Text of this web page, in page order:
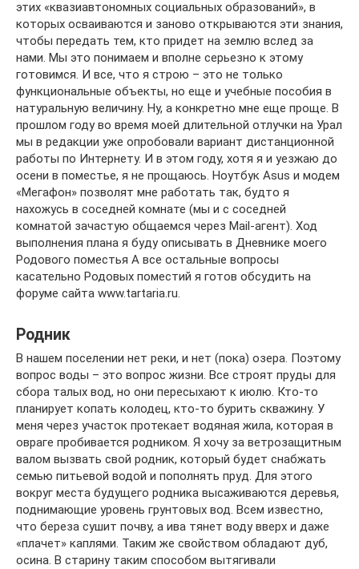
этих «квазиавтономных социальных образований», в
которых осваиваются и заново открываются эти знания,
чтобы передать тем, кто придет на землю вслед за
нами. Мы это понимаем и вполне серьезно к этому
готовимся. И все, что я строю – это не только
функциональные объекты, но еще и учебные пособия в
натуральную величину. Ну, а конкретно мне еще проще. В
прошлом году во время моей длительной отлучки на Урал
мы в редакции уже опробовали вариант дистанционной
работы по Интернету. И в этом году, хотя я и уезжаю до
осени в поместье, я не прощаюсь. Ноутбук Asus и модем
«Мегафон» позволят мне работать так, будто я
нахожусь в соседней комнате (мы и с соседней
комнатой зачастую общаемся через Mail-агент). Ход
выполнения плана я буду описывать в Дневнике моего
Родового поместья А все остальные вопросы
касательно Родовых поместий я готов обсудить на
форуме сайта www.tartaria.ru.
Родник
В нашем поселении нет реки, и нет (пока) озера. Поэтому
вопрос воды – это вопрос жизни. Все строят пруды для
сбора талых вод, но они пересыхают к июлю. Кто-то
планирует копать колодец, кто-то бурить скважину. У
меня через участок протекает водяная жила, которая в
овраге пробивается родником. Я хочу за ветрозащитным
валом вызвать свой родник, который будет снабжать
семью питьевой водой и пополнять пруд. Для этого
вокруг места будущего родника высаживаются деревья,
поднимающие уровень грунтовых вод. Всем известно,
что береза сушит почву, а ива тянет воду вверх и даже
«плачет» каплями. Таким же свойством обладают дуб,
осина. В старину таким способом вытягивали